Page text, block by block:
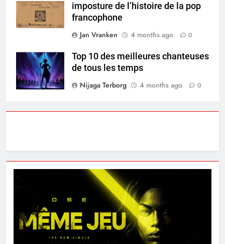
imposture de l’histoire de la pop
francophone
Jan Vranken
4 months ago 0
Top 10 des meilleures chanteuses
de tous les temps
Nijaga Terborg
4 months ago 0